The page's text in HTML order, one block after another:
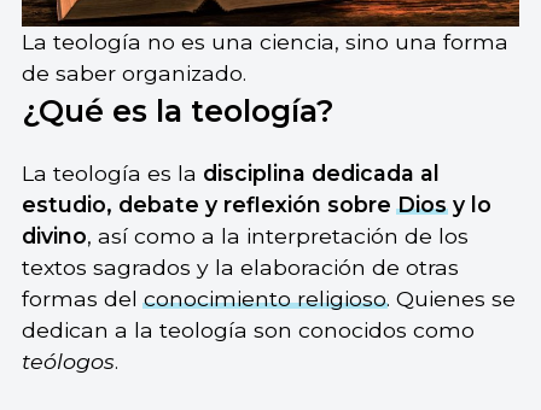
La teología no es una ciencia, sino una forma
de saber organizado.
¿Qué es la teología?
La teología es la disciplina dedicada al
estudio, debate y reflexión sobreDiosy lo
divino, así como a la interpretación de los
textos sagrados y la elaboración de otras
formas delconocimiento religioso. Quienes se
dedican a la teología son conocidos como
teólogos.